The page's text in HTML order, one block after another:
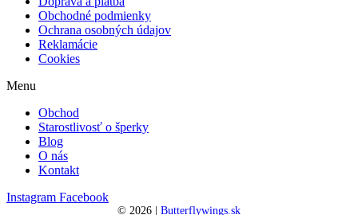
Obchodné podmienky
Ochrana osobných údajov
Reklamácie
Cookies
Menu
Obchod
Starostlivosť o šperky
Blog
O nás
Kontakt
Instagram Facebook
© 2026 Butterflywings.sk